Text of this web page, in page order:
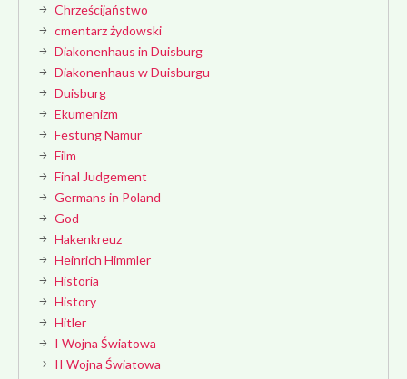
Chrześcijaństwo
cmentarz żydowski
Diakonenhaus in Duisburg
Diakonenhaus w Duisburgu
Duisburg
Ekumenizm
Festung Namur
Film
Final Judgement
Germans in Poland
God
Hakenkreuz
Heinrich Himmler
Historia
History
Hitler
I Wojna Światowa
II Wojna Światowa